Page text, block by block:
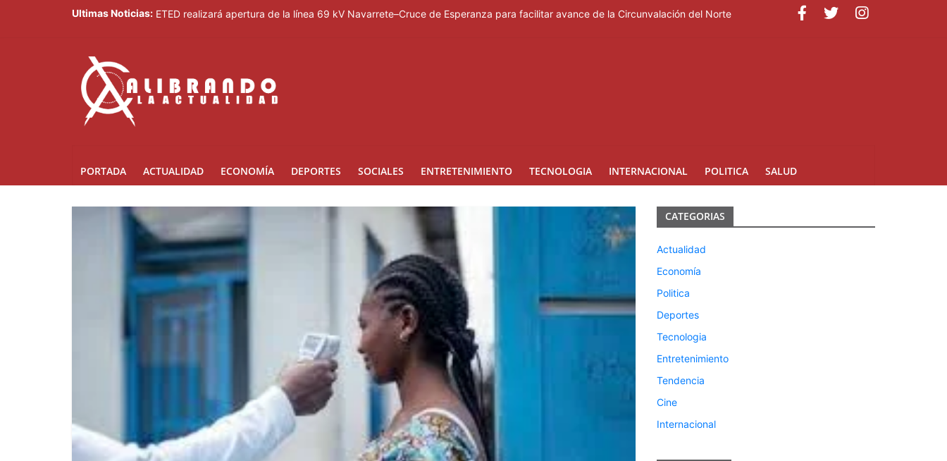
Ultimas Noticias: Luisa María Güell ofrecerá concierto el 14 de agosto en Hard Rock Café Santo Domingo
PORTADA ACTUALIDAD ECONOMÍA DEPORTES SOCIALES ENTRETENIMIENTO TECNOLOGIA INTERNACIONAL POLITICA SALUD
CATEGORIAS
Actualidad
Economía
Politica
Deportes
Tecnologia
Entretenimiento
Tendencia
Cine
Internacional